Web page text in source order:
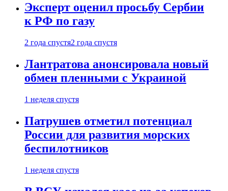
Эксперт оценил просьбу Сербии
к РФ по газу
2 года спустя2 года спустя
Лантратова анонсировала новый
обмен пленными с Украиной
1 неделя спустя
Патрушев отметил потенциал
России для развития морских
беспилотников
1 неделя спустя